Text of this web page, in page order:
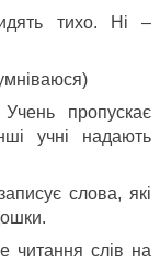
тихо. Ні –
пропускає
учні надають
слова, які
читання слів на